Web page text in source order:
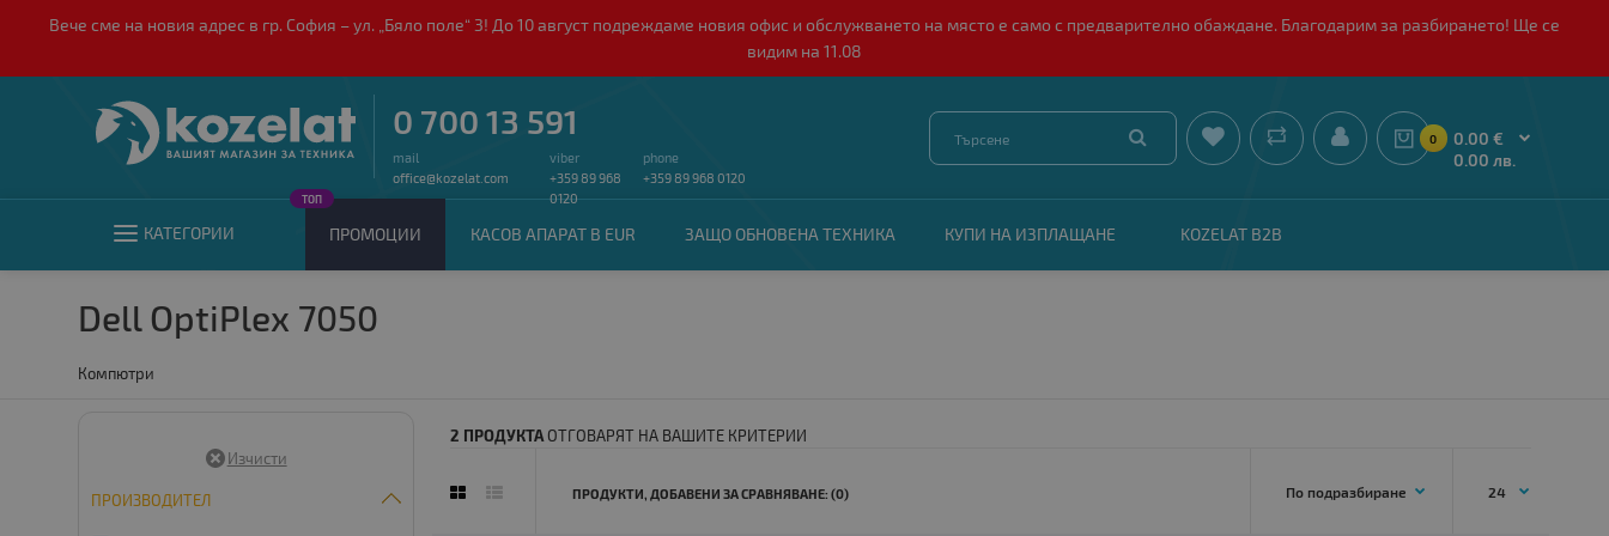
Вече сме на новия адрес в гр. София – ул. „Бяло поле“ 3! До 10 август подреждаме новия офис и обслужването на място е само с предварително обаждане. Благодарим за разбирането! Ще се
видим на 11.08
0 700 13 591
mail
office@kozelat.com
viber
+359 89 968
0120
phone
+359 89 968 0120
 0

0.00 €
0.00 лв.
КАТЕГОРИИ ПРОМОЦИИ
ТОП
КАСОВ АПАРАТ В EUR ЗАЩО ОБНОВЕНА ТЕХНИКА КУПИ НА ИЗПЛАЩАНЕ KOZELAT B2B
Dell OptiPlex 7050
Компютри
ПРОИЗВОДИТЕЛ
2 ПРОДУКТА ОТГОВАРЯТ НА ВАШИТЕ КРИТЕРИИ
ПРОДУКТИ, ДОБАВЕНИ ЗА СРАВНЯВАНЕ: (0)